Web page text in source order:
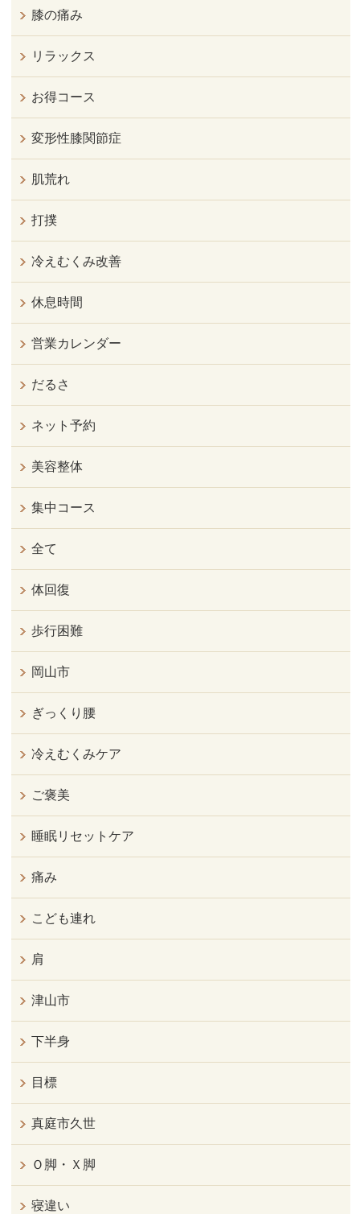
膝の痛み
リラックス
お得コース
変形性膝関節症
肌荒れ
打撲
冷えむくみ改善
休息時間
営業カレンダー
だるさ
ネット予約
美容整体
集中コース
全て
体回復
歩行困難
岡山市
ぎっくり腰
冷えむくみケア
ご褒美
睡眠リセットケア
痛み
こども連れ
肩
津山市
下半身
目標
真庭市久世
Ｏ脚・Ｘ脚
寝違い